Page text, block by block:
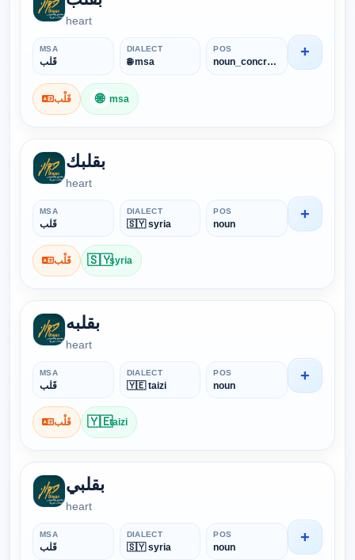
heart
MSA
قَلْب
DIALECT
🌐 msa
POS
noun_concrete
قَلْب 🌐 msa
+
بقلبك
heart
MSA
قَلْب
DIALECT
🇸🇾 syria
POS
noun
قَلْب 🇸🇾syria
+
بقلبه
heart
MSA
قَلْب
DIALECT
🇾🇪 taizi
POS
noun
قَلْب 🇾🇪taizi
+
بقلبي
heart
MSA
قَلْب
DIALECT
🇸🇾 syria
POS
noun
+